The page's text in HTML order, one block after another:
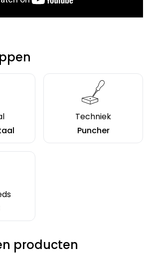
Techniek
Puncher
producten